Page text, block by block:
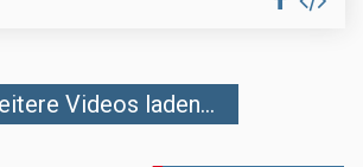
Videos laden...